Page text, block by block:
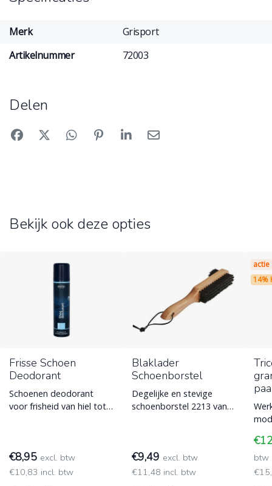
Merk
Grisport
Artikelnummer
72003
Delen
Bekijk ook deze opties
Frisse Schoen
Deodorant
Schoenen deodorant
voor frisheid van hiel tot
€8,95 excl. btw
€10,83 incl. btw
Blaklader
Schoenborstel
Degelijke en stevige
schoenborstel 2213 van
€9,49 excl. btw
€11,48 incl. btw
actie
14%
en
btw